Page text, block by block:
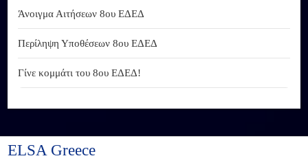
Άνοιγμα Αιτήσεων 8ου ΕΔΕΔ
Περίληψη Υποθέσεων 8ου ΕΔΕΔ
Γίνε κομμάτι του 8ου ΕΔΕΔ!
ELSA Greece